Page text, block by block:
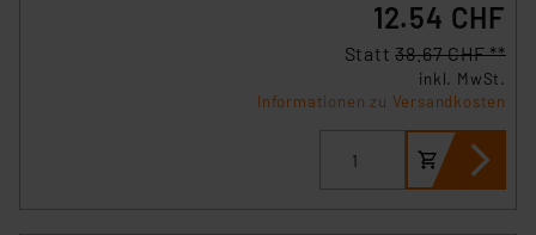
12.54 CHF
Statt38.67 CHF **
inkl. MwSt.
Informationen zu Versandkosten